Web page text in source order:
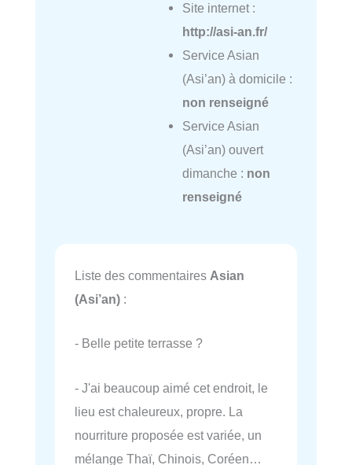
Site internet :
http://asi-an.fr/
Service Asian
(Asi’an) à domicile :
non renseigné
Service Asian
(Asi’an) ouvert
dimanche : non
renseigné
Liste des commentaires Asian
(Asi’an) :
- Belle petite terrasse ?
- J'ai beaucoup aimé cet endroit, le
lieu est chaleureux, propre. La
nourriture proposée est variée, un
mélange Thaï, Chinois, Coréen…